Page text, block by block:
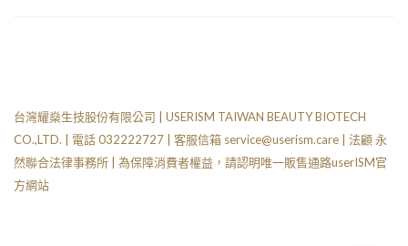
台灣耀燊生技股份有限公司 | USERISM TAIWAN BEAUTY BIOTECH
CO.,LTD. | 電話 032222727 | 客服信箱 service@userism.care | 法顧 永
然聯合法律事務所 | 為保障消費者權益，請認明唯一販售通路userISM官
方網站